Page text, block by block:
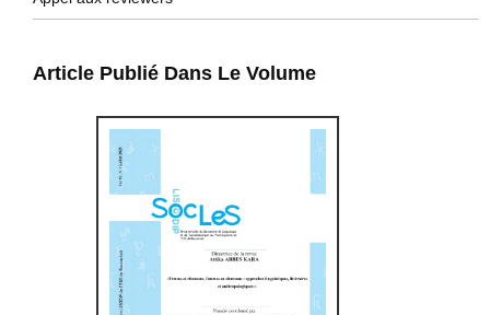
Article Publié Dans Le Volume